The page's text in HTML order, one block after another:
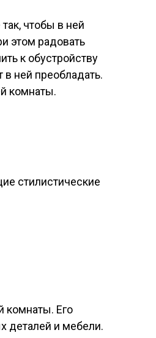
чтобы в ней
этом радовать
к обустройству
ней преобладать.
комнаты.
стилистические
комнаты. Его
деталей и мебели.